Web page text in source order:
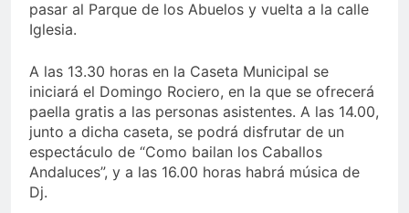
pasar al Parque de los Abuelos y vuelta a la calle
Iglesia.
A las 13.30 horas en la Caseta Municipal se
iniciará el Domingo Rociero, en la que se ofrecerá
paella gratis a las personas asistentes. A las 14.00,
junto a dicha caseta, se podrá disfrutar de un
espectáculo de “Como bailan los Caballos
Andaluces”, y a las 16.00 horas habrá música de
Dj.